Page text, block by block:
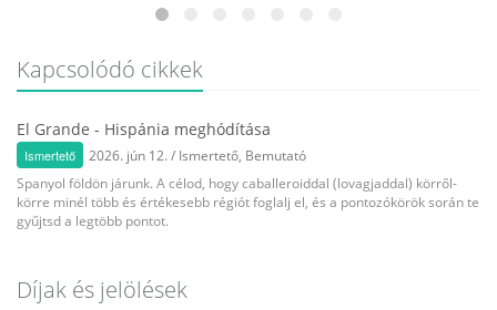
Kapcsolódó cikkek
El Grande - Hispánia meghódítása
Ismertető 2026. jún 12. / Ismertető, Bemutató
Spanyol földön járunk. A célod, hogy caballeroiddal (lovagjaddal) körről-
körre minél több és értékesebb régiót foglalj el, és a pontozókörök során te
gyűjtsd a legtöbb pontot.
Díjak és jelölések